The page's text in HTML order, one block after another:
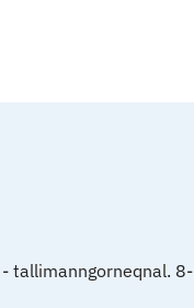
tallimanngorneqnal. 8-